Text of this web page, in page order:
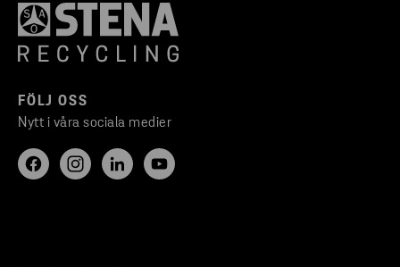
FÖLJ OSS
Nytt i våra sociala medier